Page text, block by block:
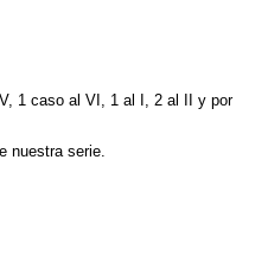
1 caso al VI, 1 al I, 2 al II y por
nuestra serie.